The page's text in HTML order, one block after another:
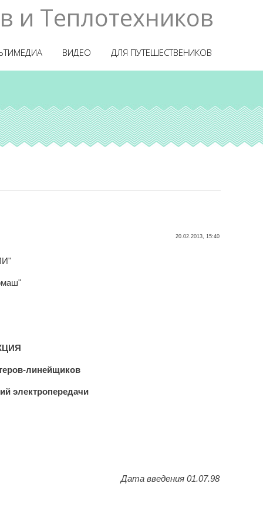
и Теплотехников
ВИДЕО ДЛЯ ПУТЕШЕСТВЕНИКОВ
20.02.2013, 15:40
линейщиков
электропередачи
Дата введения 01.07.98